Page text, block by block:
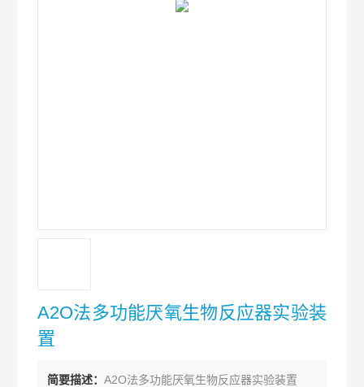
A2O法多功能厌氧生物反应器实验装
置
简要描述：A2O法多功能厌氧生物反应器实验装置